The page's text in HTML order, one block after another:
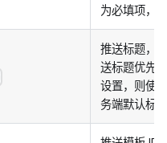
为必填项，
推送标题，
送标题优先
设置，则使
务端默认标题